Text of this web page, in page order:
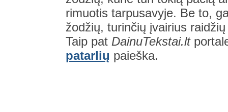
rimuotis tarpusavyje. Be to,
žodžių, turinčių įvairius
Taip pat DainuTekstai.lt
patarlių paieška.